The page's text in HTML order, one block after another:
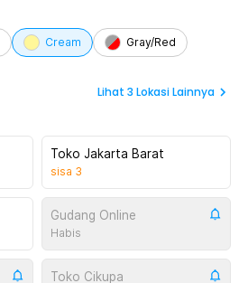
Cream Gray/Red
Lihat 3 Lokasi Lainnya
Toko Jakarta Barat
sisa 3
Gudang Online
Habis
Toko Cikupa